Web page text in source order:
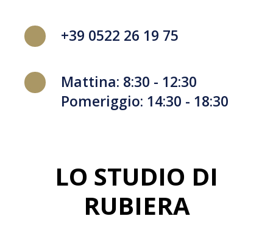
+39 0522 26 19 75
Mattina: 8:30 - 12:30
Pomeriggio: 14:30 - 18:30
LO STUDIO DI
RUBIERA